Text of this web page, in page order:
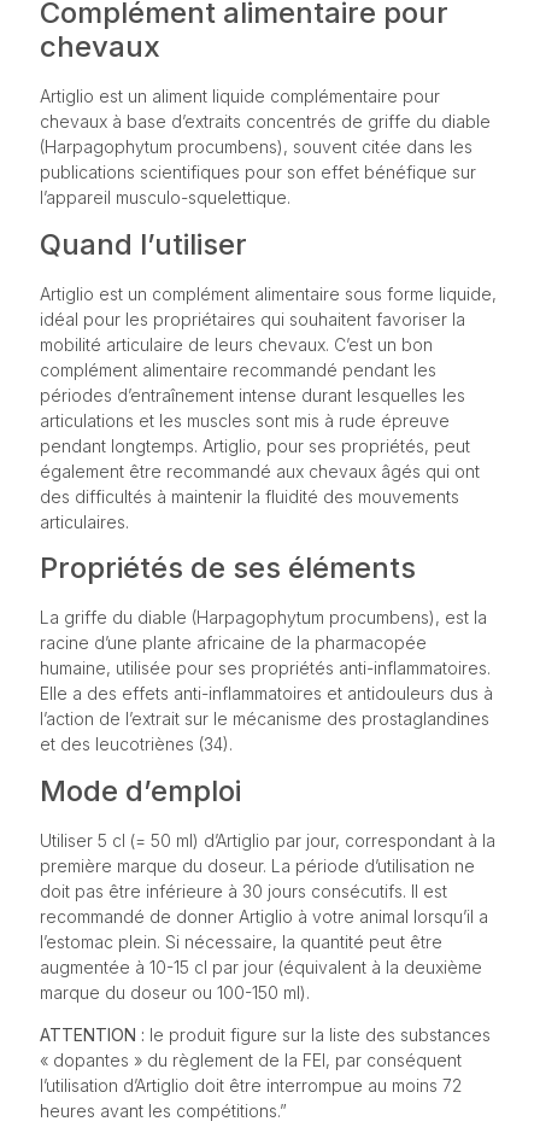
Complément alimentaire pour
chevaux
Artiglio est un aliment liquide complémentaire pour
chevaux à base d’extraits concentrés de griffe du diable
(Harpagophytum procumbens), souvent citée dans les
publications scientifiques pour son effet bénéfique sur
l’appareil musculo-squelettique.
Quand l’utiliser
Artiglio est un complément alimentaire sous forme liquide,
idéal pour les propriétaires qui souhaitent favoriser la
mobilité articulaire de leurs chevaux. C’est un bon
complément alimentaire recommandé pendant les
périodes d’entraînement intense durant lesquelles les
articulations et les muscles sont mis à rude épreuve
pendant longtemps. Artiglio, pour ses propriétés, peut
également être recommandé aux chevaux âgés qui ont
des difficultés à maintenir la fluidité des mouvements
articulaires.
Propriétés de ses éléments
La griffe du diable (Harpagophytum procumbens), est la
racine d’une plante africaine de la pharmacopée
humaine, utilisée pour ses propriétés anti-inflammatoires.
Elle a des effets anti-inflammatoires et antidouleurs dus à
l’action de l’extrait sur le mécanisme des prostaglandines
et des leucotriènes (34).
Mode d’emploi
Utiliser 5 cl (= 50 ml) d’Artiglio par jour, correspondant à la
première marque du doseur. La période d’utilisation ne
doit pas être inférieure à 30 jours consécutifs. Il est
recommandé de donner Artiglio à votre animal lorsqu’il a
l’estomac plein. Si nécessaire, la quantité peut être
augmentée à 10-15 cl par jour (équivalent à la deuxième
marque du doseur ou 100-150 ml).
ATTENTION : le produit figure sur la liste des substances
« dopantes » du règlement de la FEI, par conséquent
l’utilisation d’Artiglio doit être interrompue au moins 72
heures avant les compétitions.”